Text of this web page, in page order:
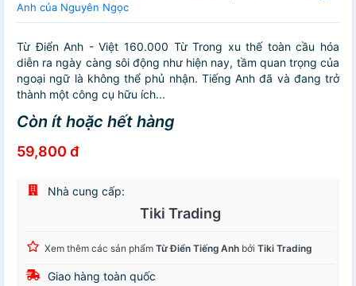
Anh của Nguyên Ngọc
Từ Điển Anh - Việt 160.000 Từ Trong xu thế toàn cầu hóa
diễn ra ngày càng sôi động như hiện nay, tầm quan trọng của
ngoại ngữ là không thể phủ nhận. Tiếng Anh đã và đang trở
thành một công cụ hữu ích...
Còn ít hoặc hết hàng
59,800 đ
Nhà cung cấp:
Tiki Trading
Xem thêm các sản phẩm Từ Điển Tiếng Anh bởi Tiki Trading
Giao hàng toàn quốc